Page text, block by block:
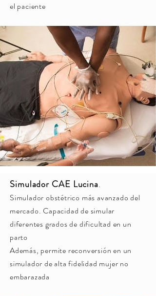
el paciente
Simulador CAE Lucina.
Simulador obstétrico más avanzado del
mercado. Capacidad de simular
diferentes grados de dificultad en un
parto
Además, permite reconversión en un
simulador de alta fidelidad mujer no
embarazada